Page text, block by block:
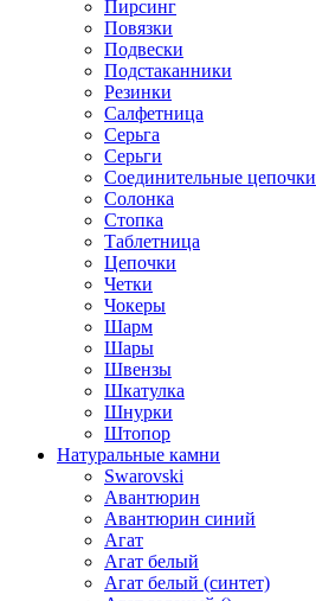
Пирсинг
Повязки
Подвески
Подстаканники
Резинки
Салфетница
Серьга
Серьги
Соединительные цепочки
Солонка
Стопка
Таблетница
Цепочки
Четки
Чокеры
Шарм
Шары
Швензы
Шкатулка
Шнурки
Штопор
Натуральные камни
Swarovski
Авантюрин
Авантюрин синий
Агат
Агат белый
Агат белый (синтет)